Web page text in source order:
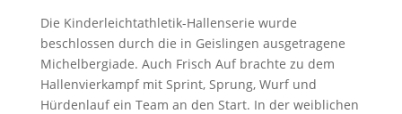
Die Kinderleichtathletik-Hallenserie wurde
beschlossen durch die in Geislingen ausgetragene
Michelbergiade. Auch Frisch Auf brachte zu dem
Hallenvierkampf mit Sprint, Sprung, Wurf und
Hürdenlauf ein Team an den Start. In der weiblichen